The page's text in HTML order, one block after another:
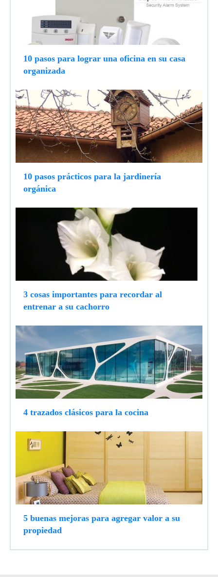
10 pasos para lograr una oficina en su casa
organizada
10 pasos prácticos para la jardinería
orgánica
3 cosas importantes para recordar al
entrenar a su cachorro
4 trazados clásicos para la cocina
5 buenas mejoras para agregar valor a su
propiedad